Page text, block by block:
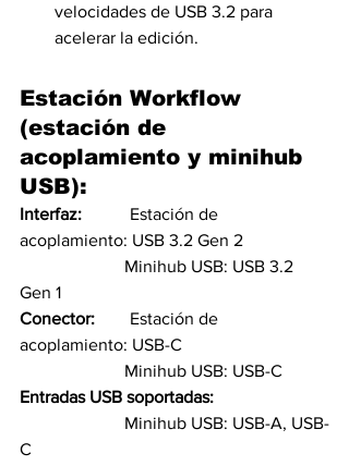
velocidades de USB 3.2 para
acelerar la edición.
Estación Workflow
(estación de
acoplamiento y minihub
USB):
Interfaz: Estación de
acoplamiento: USB 3.2 Gen 2
Gen 1
Conector: Estación de
acoplamiento: USB-C
                        Minihub USB: USB-C
Entradas USB soportadas:
C